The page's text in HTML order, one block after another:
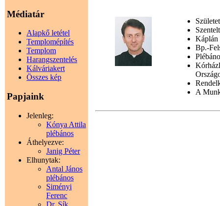
Médiatár
Alapkő letétel
Templomépítés
Templom
Harangszentelés
Kálváriakert
Összes kép
Papjaink
Jelenleg:
Kónya Attila
plébános
Áthelyezve:
Janig Péter
Elhunytak:
Antal János
plébános
Siményi
Ferenc
Dr. Sík
Káplán
Bp.-
A